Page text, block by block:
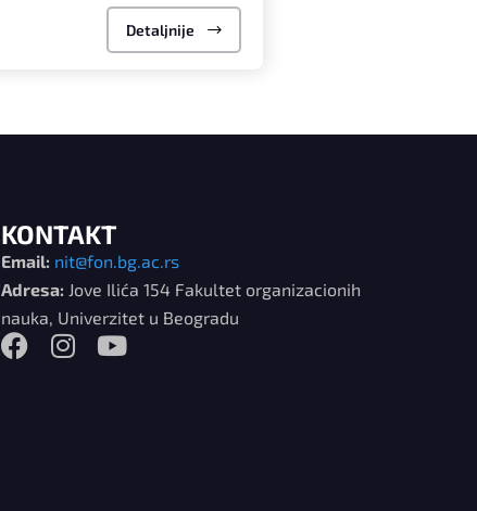
Detaljnije
KONTAKT
Email: nit@fon.bg.ac.rs
Adresa: Jove Ilića 154 Fakultet organizacionih
nauka, Univerzitet u Beogradu